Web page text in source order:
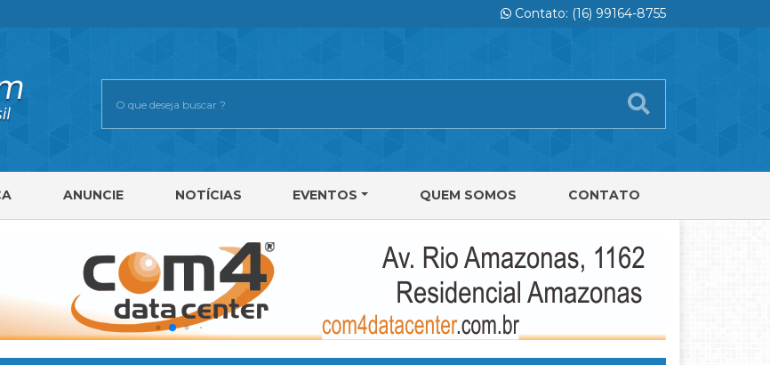
Contato: (16) 99164-8755
ANUNCIE NOTÍCIAS EVENTOS QUEM SOMOS CONTATO